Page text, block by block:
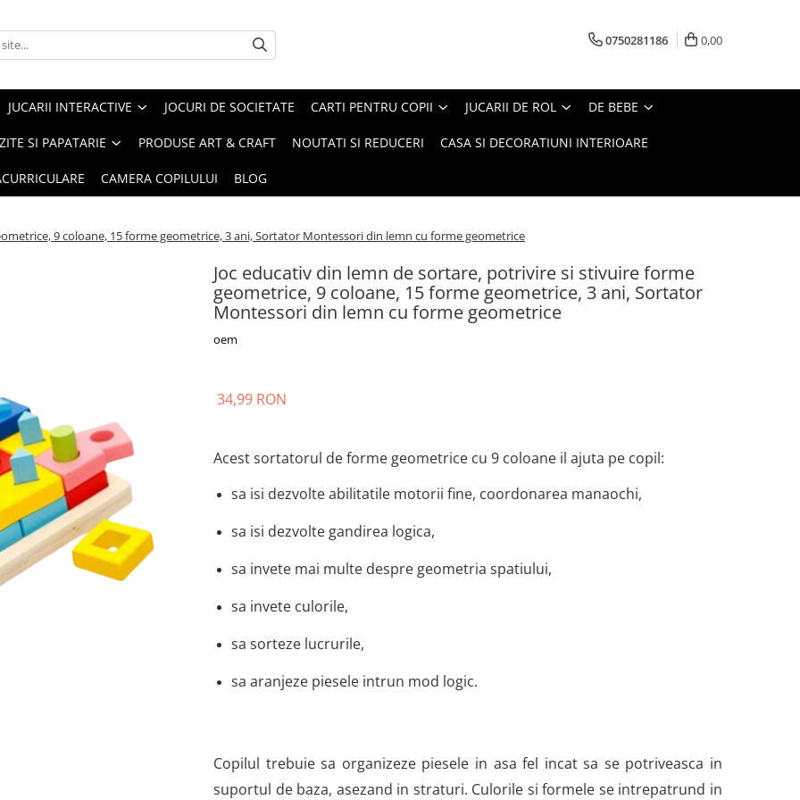
0750281186 0,00
JUCARII INTERACTIVE JOCURI DE SOCIETATE CARTI PENTRU COPII JUCARII DE ROL DE BEBE
SI PAPATARIE PRODUSE ART & CRAFT NOUTATI SI REDUCERI CASA SI DECORATIUNI INTERIOARE
CAMERA COPILULUI BLOG
9 coloane, 15 forme geometrice, 3 ani, Sortator Montessori din lemn cu forme geometrice
Joc educativ din lemn de sortare, potrivire si stivuire forme
geometrice, 9 coloane, 15 forme geometrice, 3 ani, Sortator
Montessori din lemn cu forme geometrice
oem
34,99 RON
Acest sortatorul de forme geometrice cu 9 coloane il ajuta pe copil:
sa isi dezvolte abilitatile motorii fine, coordonarea manaochi,
sa isi dezvolte gandirea logica,
sa invete mai multe despre geometria spatiului,
sa invete culorile,
sa sorteze lucrurile,
sa aranjeze piesele intrun mod logic.
Copilul trebuie sa organizeze piesele in asa fel incat sa se potriveasca in
suportul de baza, asezand in straturi. Culorile si formele se intrepatrund in